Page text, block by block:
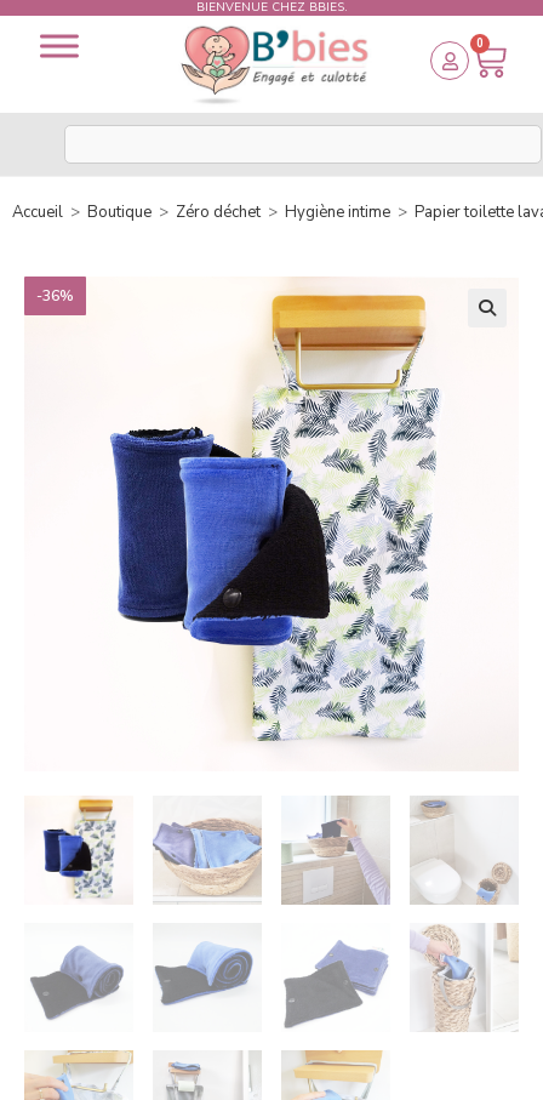
BIENVENUE CHEZ BBIES.
0
Accueil > Boutique > Zéro déchet > Hygiène intime > Papier toilette
-36%